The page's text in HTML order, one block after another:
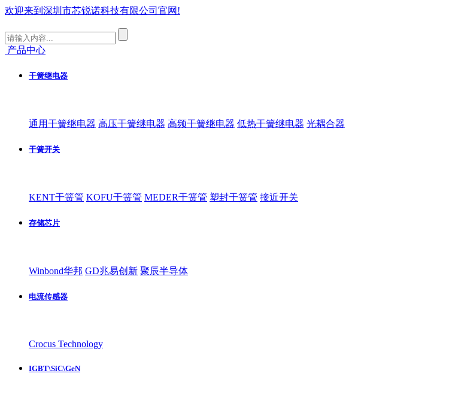
欢迎来到深圳市芯锐诺科技有限公司官网!
产品中心
干簧继电器
通用干簧继电器 高压干簧继电器 高频干簧继电器 低热干簧继电器 光耦合器
干簧开关
KENT干簧管 KOFU干簧管 MEDER干簧管 塑封干簧管 接近开关
存储芯片
Winbond华邦 GD兆易创新 聚辰半导体
电流传感器
Crocus Technology
IGBT\SiC\GeN